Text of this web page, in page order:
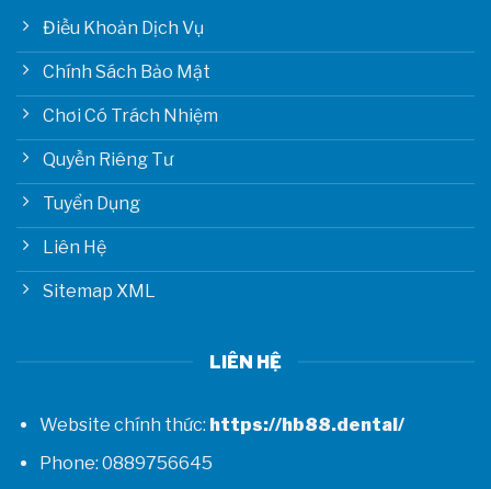
Điều Khoản Dịch Vụ
Chính Sách Bảo Mật
Chơi Có Trách Nhiệm
Quyền Riêng Tư
Tuyển Dụng
Liên Hệ
Sitemap XML
LIÊN HỆ
Website chính thức: https://hb88.dental/
Phone: 0889756645